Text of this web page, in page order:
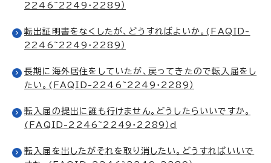
2246~2249・2289）
転出証明書をなくしたが、どうすればよいか。(FAQID-
2246~2249・2289）
長期に海外居住をしていたが、戻ってきたので転入届をし
たい。(FAQID-2246~2249・2289）
転入届の提出に誰も行けません。どうしたらいいですか。
(FAQID-2246~2249・2289）d
転入届を出したがそれを取り消したい。どうすればいいで